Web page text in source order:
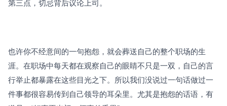
也许你不经意间的一句抱怨，就会葬送自己的整个职场的生
涯。在职场中每天都在观察自己的眼睛不只是一双，自己的言
行举止都暴露在这些目光之下。所以我们没说过一句话做过一
件事都很容易传到自己领导的耳朵里。尤其是抱怨的话语，有